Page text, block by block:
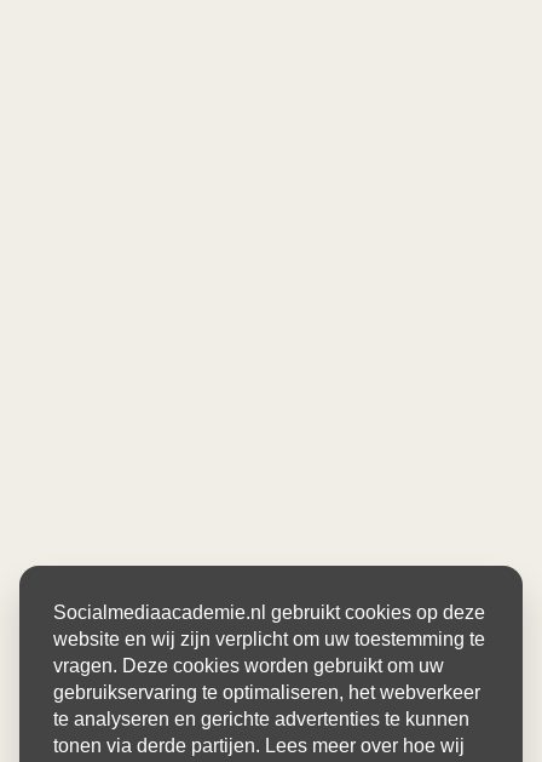
Socialmediaacademie.nl gebruikt cookies op deze
website en wij zijn verplicht om uw toestemming te
vragen. Deze cookies worden gebruikt om uw
gebruikservaring te optimaliseren, het webverkeer
te analyseren en gerichte advertenties te kunnen
tonen via derde partijen. Lees meer over hoe wij